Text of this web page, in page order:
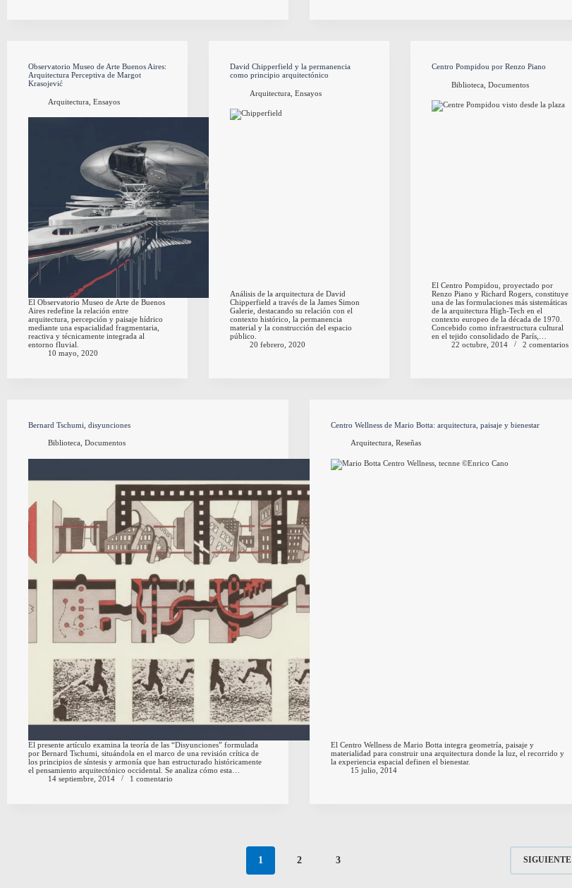
Observatorio Museo de Arte Buenos Aires:
Arquitectura Perceptiva de Margot
Krasojević
Arquitectura, Ensayos
El Observatorio Museo de Arte de Buenos
Aires redefine la relación entre
arquitectura, percepción y paisaje hídrico
mediante una espacialidad fragmentaria,
reactiva y técnicamente integrada al
entorno fluvial.
10 mayo, 2020
David Chipperfield y la permanencia
como principio arquitectónico
Arquitectura, Ensayos
Análisis de la arquitectura de David
Chipperfield a través de la James Simon
Galerie, destacando su relación con el
contexto histórico, la permanencia
material y la construcción del espacio
público.
20 febrero, 2020
Centro Pompidou por Renzo Piano
Biblioteca, Documentos
El Centro Pompidou, proyectado por
Renzo Piano y Richard Rogers, constituye
una de las formulaciones más sistemáticas
de la arquitectura High-Tech en el
contexto europeo de la década de 1970.
Concebido como infraestructura cultural
en el tejido consolidado de París,…
22 octubre, 2014
2 comentarios
Bernard Tschumi, disyunciones
Biblioteca, Documentos
El presente artículo examina la teoría de las “Disyunciones” formulada
por Bernard Tschumi, situándola en el marco de una revisión crítica de
los principios de síntesis y armonía que han estructurado históricamente
el pensamiento arquitectónico occidental. Se analiza cómo esta…
14 septiembre, 2014
1 comentario
Centro Wellness de Mario Botta: arquitectura, paisaje y bienestar
Arquitectura, Reseñas
El Centro Wellness de Mario Botta integra geometría, paisaje y
materialidad para construir una arquitectura donde la luz, el recorrido y
la experiencia espacial definen el bienestar.
15 julio, 2014
1 2 3 SIGUIENTE